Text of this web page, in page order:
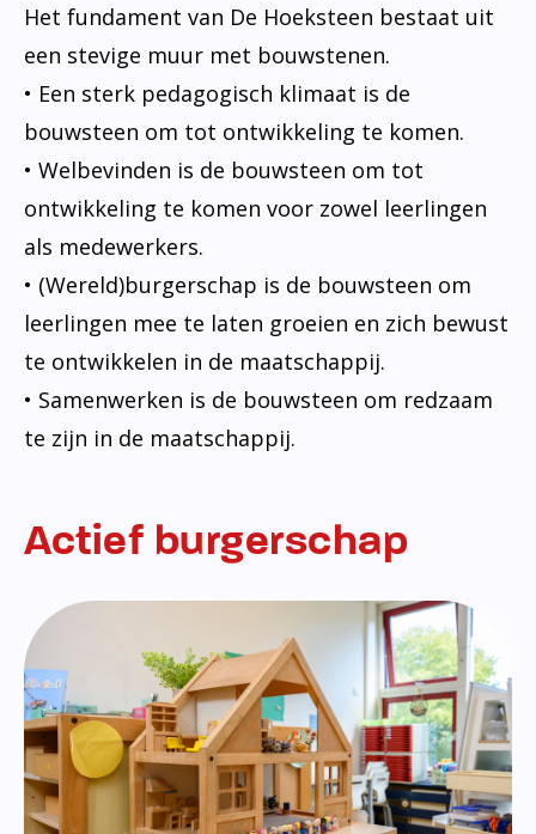
Het fundament van De Hoeksteen bestaat uit
een stevige muur met bouwstenen.
• Een sterk pedagogisch klimaat is de
bouwsteen om tot ontwikkeling te komen.
• Welbevinden is de bouwsteen om tot
ontwikkeling te komen voor zowel leerlingen
als medewerkers.
• (Wereld)burgerschap is de bouwsteen om
leerlingen mee te laten groeien en zich bewust
te ontwikkelen in de maatschappij.
• Samenwerken is de bouwsteen om redzaam
te zijn in de maatschappij.
Actief burgerschap